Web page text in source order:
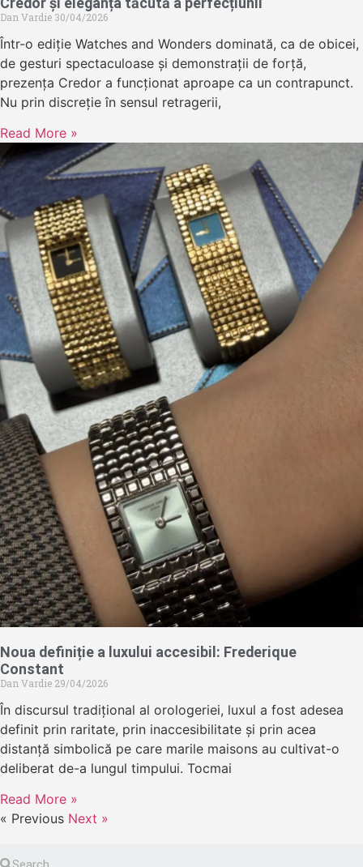
Dan Vardie 30/04/2026
Într-o ediție Watches and Wonders dominată, ca de obicei,
de gesturi spectaculoase și demonstrații de forță,
prezența Credor a funcționat aproape ca un contrapunct.
Nu prin discreție în sensul retragerii,
Read More »
Noua definiție a luxului accesibil: Frederique
Constant
Dan Vardie 29/04/2026
În discursul tradițional al orologeriei, luxul a fost adesea
definit prin raritate, prin inaccesibilitate și prin acea
distanță simbolică pe care marile maisons au cultivat-o
deliberat de-a lungul timpului. Tocmai
Read More »
« Previous Next »